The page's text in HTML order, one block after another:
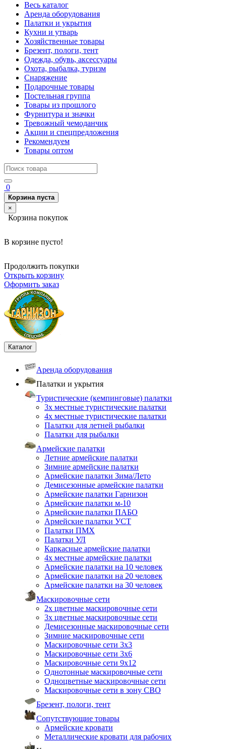
Весь каталог
Аренда оборудования
Палатки и укрытия
Кухни и утварь
Хозяйственные товары
Брезент, пологи, тент
Одежда, обувь, аксессуары
Охота, рыбалка, туризм
Снаряжение
Подарочные товары
Постельная группа
Товары из прошлого
Фурнитура и значки
Тревожный чемоданчик
Акции и спецпредложения
Рекомендуем
Товары оптом
0
Корзина пуста
×
Корзина покупок
В корзине пусто!
Продолжить покупки
Открыть корзину
Оформить заказ
Каталог
Аренда оборудования
Палатки и укрытия
Туристические (кемпинговые) палатки
3х местные туристические палатки
4х местные туристические палатки
Палатки для летней рыбалки
Палатки для рыбалки
Армейские палатки
Летние армейские палатки
Зимние армейские палатки
Армейские палатки Зима/Лето
Демисезонные армейские палатки
Армейские палатки Гарнизон
Армейские палатки м-10
Армейские палатки ПАБО
Армейские палатки УСТ
Палатки ПМХ
Палатки УЛ
Каркасные армейские палатки
4х местные армейские палатки
Армейские палатки на 10 человек
Армейские палатки на 20 человек
Армейские палатки на 30 человек
Маскировочные сети
2х цветные маскировочные сети
3х цветные маскировочные сети
Демисезонные маскировочные сети
Зимние маскировочные сети
Маскировочные сети 3х3
Маскировочные сети 3х6
Маскировочные сети 9х12
Однотонные маскировочные сети
Одноцветные маскировочные сети
Маскировочные сети в зону СВО
Брезент, пологи, тент
Сопутствующие товары
Армейские кровати
Металлические кровати для рабочих